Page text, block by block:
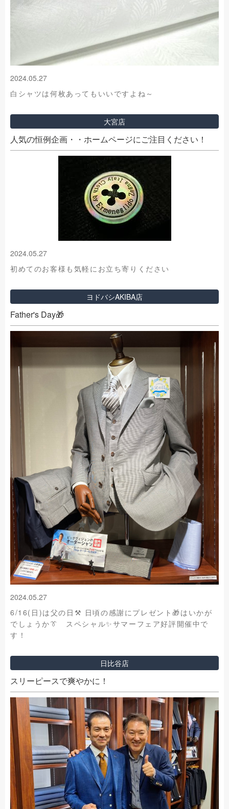
2024.05.27
白シャツは何枚あってもいいですよね～
大宮店
人気の恒例企画・・ホームページにご注目ください！
2024.05.27
初めてのお客様も気軽にお立ち寄りください
ヨドバシAKIBA店
Father's Day🎁
2024.05.27
6/16(日)は父の日⚒️ 日頃の感謝にプレゼント🎁はいかが
でしょうか👔 スペシャル✨サマーフェア好評開催中で
す！
日比谷店
スリーピースで爽やかに！